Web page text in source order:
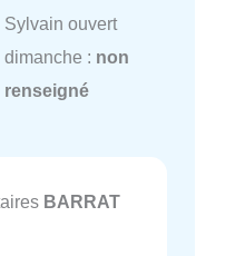
Sylvain ouvert
dimanche : non
renseigné
BARRAT